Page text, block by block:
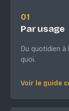
01
Par usage
Du quotidien
quoi.
Voir le guide